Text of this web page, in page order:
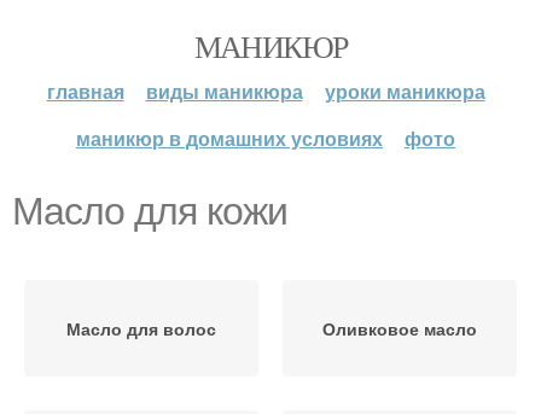
МАНИКЮР
главная виды маникюра
уроки маникюра
маникюр в домашних условиях
фото
Масло для кожи
Масло для волос Оливковое масло